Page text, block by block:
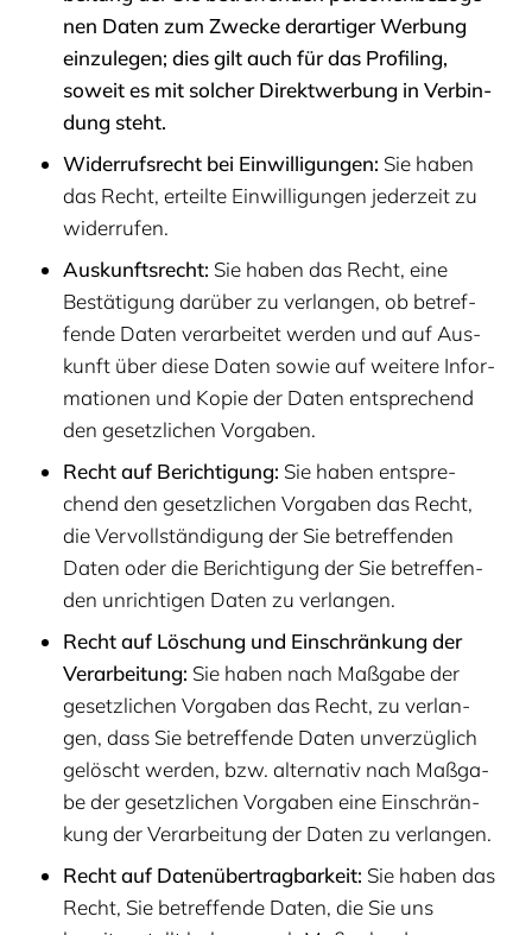
nen Daten zum Zwe­cke der­ar­ti­ger Wer­bung
ein­zu­le­gen; dies gilt auch für das Pro­fil­ing,
soweit es mit sol­cher Direkt­wer­bung in Ver­bin­
dung steht.
Wider­rufs­recht bei Ein­wil­li­gun­gen: Sie haben
das Recht, erteil­te Ein­wil­li­gun­gen jeder­zeit zu
widerrufen.
Aus­kunfts­recht: Sie haben das Recht, eine
Bestä­ti­gung dar­über zu ver­lan­gen, ob betref­
fen­de Daten ver­ar­bei­tet wer­den und auf Aus­
kunft über die­se Daten sowie auf wei­te­re Infor­
ma­tio­nen und Kopie der Daten ent­spre­chend
den gesetz­li­chen Vorgaben.
Recht auf Berich­ti­gung: Sie haben ent­spre­
chend den gesetz­li­chen Vor­ga­ben das Recht,
die Ver­voll­stän­di­gung der Sie betref­fen­den
Daten oder die Berich­ti­gung der Sie betref­fen­
den unrich­ti­gen Daten zu verlangen.
Recht auf Löschung und Ein­schrän­kung der
Ver­ar­bei­tung: Sie haben nach Maß­ga­be der
gesetz­li­chen Vor­ga­ben das Recht, zu ver­lan­
gen, dass Sie betref­fen­de Daten unver­züg­lich
gelöscht wer­den, bzw. alter­na­tiv nach Maß­ga­
be der gesetz­li­chen Vor­ga­ben eine Ein­schrän­
kung der Ver­ar­bei­tung der Daten zu verlangen.
Recht auf Daten­über­trag­bar­keit: Sie haben das
Recht, Sie betref­fen­de Daten, die Sie uns